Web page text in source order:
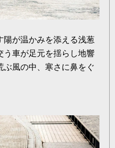
陽が温かみを添える浅葱
う車が足元を揺らし地響
ぶ風の中、寒さに鼻をぐ